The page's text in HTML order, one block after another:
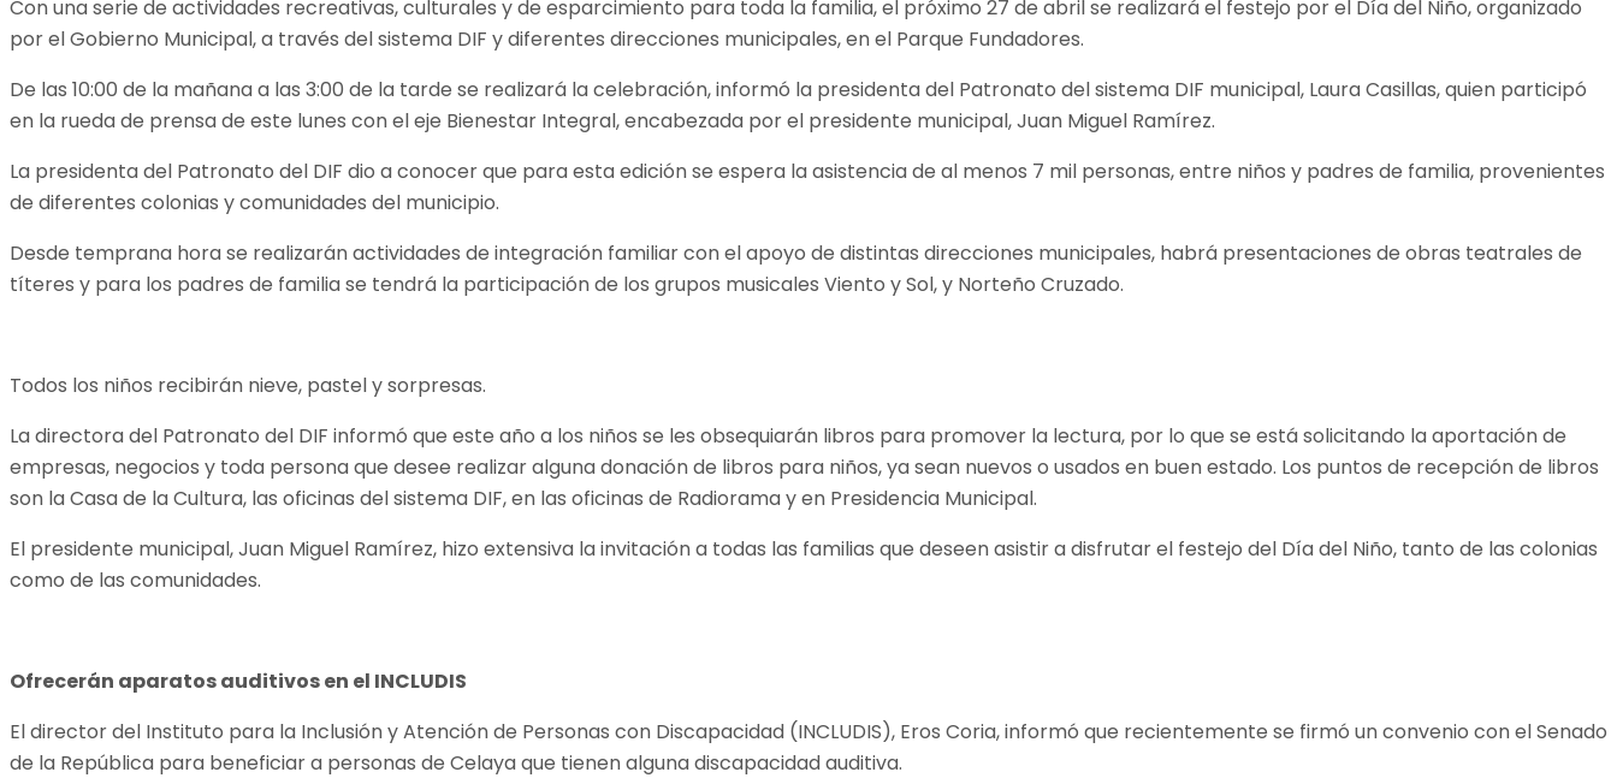
Con una serie de actividades recreativas, culturales y de esparcimiento para toda la familia, el próximo 27 de abril se realizará el festejo por el Día del Niño, organizado
por el Gobierno Municipal, a través del sistema DIF y diferentes direcciones municipales, en el Parque Fundadores.
De las 10:00 de la mañana a las 3:00 de la tarde se realizará la celebración, informó la presidenta del Patronato del sistema DIF municipal, Laura Casillas, quien participó
en la rueda de prensa de este lunes con el eje Bienestar Integral, encabezada por el presidente municipal, Juan Miguel Ramírez.
La presidenta del Patronato del DIF dio a conocer que para esta edición se espera la asistencia de al menos 7 mil personas, entre niños y padres de familia, provenientes
de diferentes colonias y comunidades del municipio.
Desde temprana hora se realizarán actividades de integración familiar con el apoyo de distintas direcciones municipales, habrá presentaciones de obras teatrales de
títeres y para los padres de familia se tendrá la participación de los grupos musicales Viento y Sol, y Norteño Cruzado.
Todos los niños recibirán nieve, pastel y sorpresas.
La directora del Patronato del DIF informó que este año a los niños se les obsequiarán libros para promover la lectura, por lo que se está solicitando la aportación de
empresas, negocios y toda persona que desee realizar alguna donación de libros para niños, ya sean nuevos o usados en buen estado. Los puntos de recepción de libros
son la Casa de la Cultura, las oficinas del sistema DIF, en las oficinas de Radiorama y en Presidencia Municipal.
El presidente municipal, Juan Miguel Ramírez, hizo extensiva la invitación a todas las familias que deseen asistir a disfrutar el festejo del Día del Niño, tanto de las colonias
como de las comunidades.
Ofrecerán aparatos auditivos en el INCLUDIS
El director del Instituto para la Inclusión y Atención de Personas con Discapacidad (INCLUDIS), Eros Coria, informó que recientemente se firmó un convenio con el Senado
de la República para beneficiar a personas de Celaya que tienen alguna discapacidad auditiva.